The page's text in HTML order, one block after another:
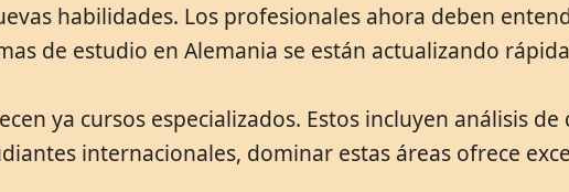
habilidades. Los profesionales ahora deben
de estudio en Alemania se están actualizando
ya cursos especializados. Estos incluyen análisis
internacionales, dominar estas áreas ofrece